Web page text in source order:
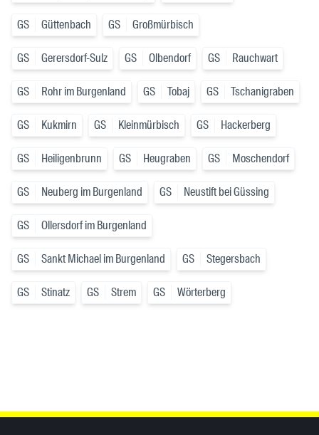
GS Güttenbach GS Großmürbisch
GS Gerersdorf-Sulz GS Olbendorf GS Rauchwart
GS Rohr im Burgenland GS Tobaj GS Tschanigraben
GS Kukmirn GS Kleinmürbisch GS Hackerberg
GS Heiligenbrunn GS Heugraben GS Moschendorf
GS Neuberg im Burgenland GS Neustift bei Güssing
GS Ollersdorf im Burgenland
GS Sankt Michael im Burgenland GS Stegersbach
GS Stinatz GS Strem GS Wörterberg